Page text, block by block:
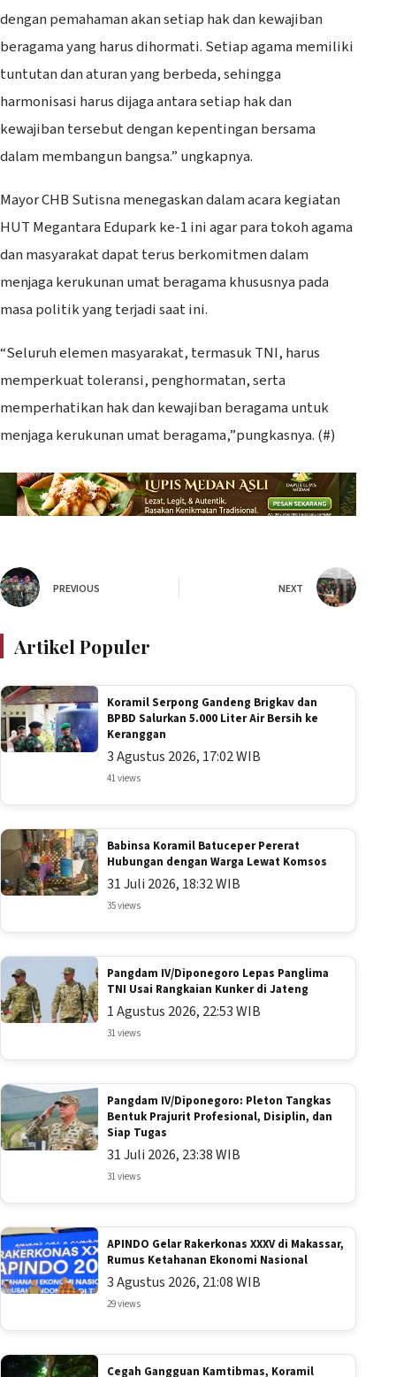
dengan pemahaman akan setiap hak dan kewajiban
beragama yang harus dihormati. Setiap agama memiliki
tuntutan dan aturan yang berbeda, sehingga
harmonisasi harus dijaga antara setiap hak dan
kewajiban tersebut dengan kepentingan bersama
dalam membangun bangsa.” ungkapnya.
Mayor CHB Sutisna menegaskan dalam acara kegiatan
HUT Megantara Edupark ke-1 ini agar para tokoh agama
dan masyarakat dapat terus berkomitmen dalam
menjaga kerukunan umat beragama khususnya pada
masa politik yang terjadi saat ini.
“Seluruh elemen masyarakat, termasuk TNI, harus
memperkuat toleransi, penghormatan, serta
memperhatikan hak dan kewajiban beragama untuk
menjaga kerukunan umat beragama,”pungkasnya. (#)
PREVIOUS NEXT
Artikel Populer
Koramil Serpong Gandeng Brigkav dan
BPBD Salurkan 5.000 Liter Air Bersih ke
Keranggan
3 Agustus 2026, 17:02 WIB
41 views
Babinsa Koramil Batuceper Pererat
Hubungan dengan Warga Lewat Komsos
31 Juli 2026, 18:32 WIB
35 views
Pangdam IV/Diponegoro Lepas Panglima
TNI Usai Rangkaian Kunker di Jateng
1 Agustus 2026, 22:53 WIB
31 views
Pangdam IV/Diponegoro: Pleton Tangkas
Bentuk Prajurit Profesional, Disiplin, dan
Siap Tugas
31 Juli 2026, 23:38 WIB
31 views
APINDO Gelar Rakerkonas XXXV di Makassar,
Rumus Ketahanan Ekonomi Nasional
3 Agustus 2026, 21:08 WIB
29 views
Cegah Gangguan Kamtibmas, Koramil